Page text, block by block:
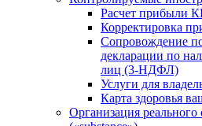
Расчет прибыли
Корректировка
Сопровождение
декларации по
лиц (3-НДФЛ)
Услуги для
Карта здоровья
Организация